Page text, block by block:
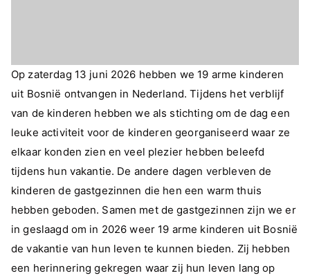
Op zaterdag 13 juni 2026 hebben we 19 arme kinderen
uit Bosnië ontvangen in Nederland. Tijdens het verblijf
van de kinderen hebben we als stichting om de dag een
leuke activiteit voor de kinderen georganiseerd waar ze
elkaar konden zien en veel plezier hebben beleefd
tijdens hun vakantie. De andere dagen verbleven de
kinderen de gastgezinnen die hen een warm thuis
hebben geboden. Samen met de gastgezinnen zijn we er
in geslaagd om in 2026 weer 19 arme kinderen uit Bosnië
de vakantie van hun leven te kunnen bieden. Zij hebben
een herinnering gekregen waar zij hun leven lang op